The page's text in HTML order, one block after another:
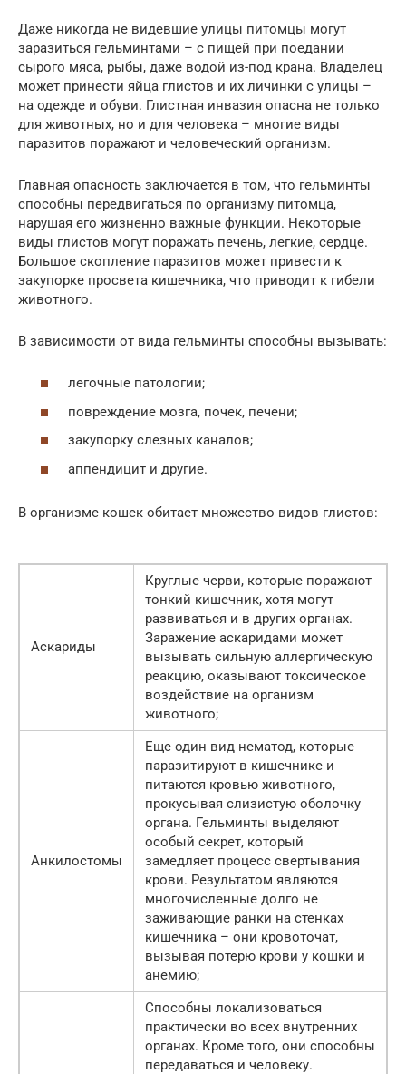
Даже никогда не видевшие улицы питомцы могут
заразиться гельминтами – с пищей при поедании
сырого мяса, рыбы, даже водой из-под крана. Владелец
может принести яйца глистов и их личинки с улицы –
на одежде и обуви. Глистная инвазия опасна не только
для животных, но и для человека – многие виды
паразитов поражают и человеческий организм.
Главная опасность заключается в том, что гельминты
способны передвигаться по организму питомца,
нарушая его жизненно важные функции. Некоторые
виды глистов могут поражать печень, легкие, сердце.
Большое скопление паразитов может привести к
закупорке просвета кишечника, что приводит к гибели
животного.
В зависимости от вида гельминты способны вызывать:
легочные патологии;
повреждение мозга, почек, печени;
закупорку слезных каналов;
аппендицит и другие.
В организме кошек обитает множество видов глистов:
Аскариды
Круглые черви, которые поражают
тонкий кишечник, хотя могут
развиваться и в других органах.
Заражение аскаридами может
вызывать сильную аллергическую
реакцию, оказывают токсическое
воздействие на организм
животного;
Анкилостомы
Еще один вид нематод, которые
паразитируют в кишечнике и
питаются кровью животного,
прокусывая слизистую оболочку
органа. Гельминты выделяют
особый секрет, который
замедляет процесс свертывания
крови. Результатом являются
многочисленные долго не
заживающие ранки на стенках
кишечника – они кровоточат,
вызывая потерю крови у кошки и
анемию;
Способны локализоваться
практически во всех внутренних
органах. Кроме того, они способны
передаваться и человеку.